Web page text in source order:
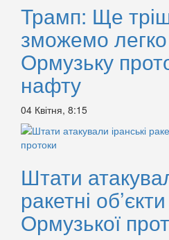
Трамп: Ще
зможемо легко
Ормузьку
нафту
04 Квітня, 8:15
Штати
ракетні
Ормузької